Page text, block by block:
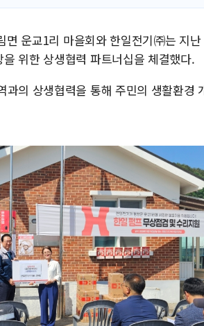
운교1리 마을회와 한일전기㈜는 지
위한 상생협력 파트너십을 체결했다.
의 상생협력을 통해 주민의 생활환경